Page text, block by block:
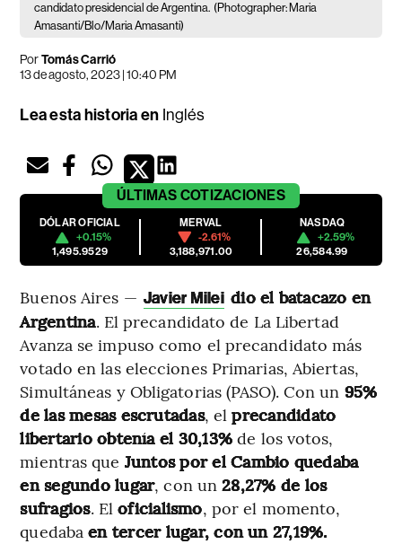
candidato presidencial de Argentina. (Photographer: Maria
Amasanti/Blo/Maria Amasanti)
PorTomás Carrió
13 de agosto, 2023 | 10:40 PM
Lea esta historia en Inglés
ÚLTIMAS COTIZACIONES
DÓLAR OFICIAL
+0.15%
1,495.9529
MERVAL
-2.61%
3,188,971.00
NASDAQ
+2.59%
26,584.99
Buenos Aires — Javier Milei dio el batacazo en
Argentina. El precandidato de La Libertad
Avanza se impuso como el precandidato más
votado en las elecciones Primarias, Abiertas,
Simultáneas y Obligatorias (PASO). Con un 95%
de las mesas escrutadas, elprecandidato
libertario obtenía el 30,13% de los votos,
mientras que Juntos por el Cambio quedaba
en segundo lugar, con un28,27% de los
sufragios. Eloficialismo, por el momento,
quedabaen tercer lugar, con un 27,19%.